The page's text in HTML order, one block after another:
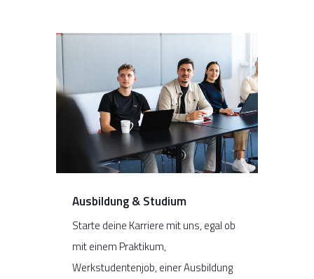
Ausbildung & Studium
Starte deine Karriere mit uns, egal ob
mit einem Praktikum,
Werkstudentenjob, einer Ausbildung